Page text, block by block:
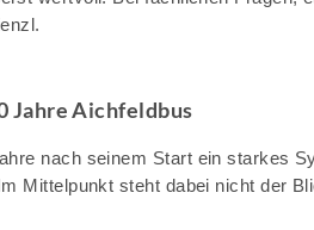
Jahre Aichfeldbus
nach seinem Start ein starkes
Mittelpunkt steht dabei nicht der